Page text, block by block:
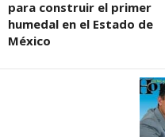
para construir el primer
humedal en el Estado de
México